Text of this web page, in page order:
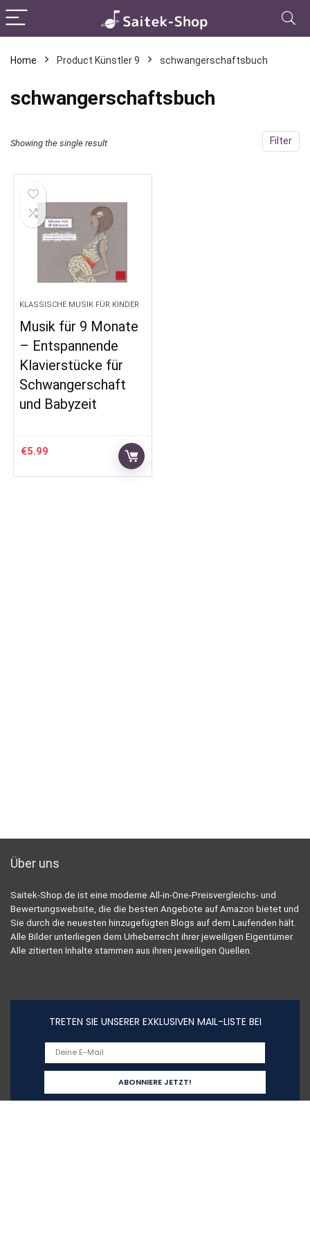
Home Product Künstler 9 schwangerschaftsbuch
schwangerschaftsbuch
Filter
Showing the single result
KLASSISCHE MUSIK FÜR KINDER
Musik für 9 Monate
– Entspannende
Klavierstücke für
Schwangerschaft
und Babyzeit
€5.99
Über uns
Saitek-Shop.de ist eine moderne All-in-One-Preisvergleichs- und
Bewertungswebsite, die die besten Angebote auf Amazon bietet und
Sie durch die neuesten hinzugefügten Blogs auf dem Laufenden hält.
Alle Bilder unterliegen dem Urheberrecht ihrer jeweiligen Eigentümer.
Alle zitierten Inhalte stammen aus ihren jeweiligen Quellen.
TRETEN SIE UNSERER EXKLUSIVEN MAIL-LISTE BEI